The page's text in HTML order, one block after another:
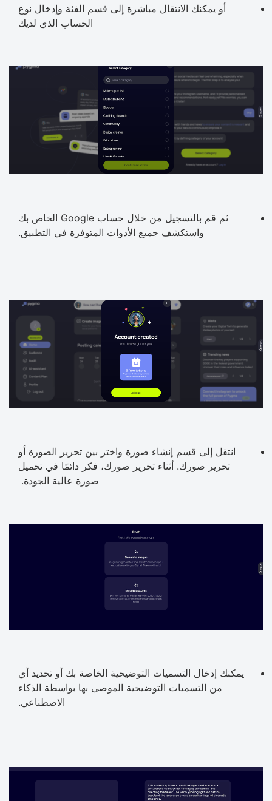
أو يمكنك الانتقال مباشرة إلى قسم الفئة وإدخال نوع
الحساب الذي لديك
ثم قم بالتسجيل من خلال حساب Google الخاص بك
واستكشف جميع الأدوات المتوفرة في التطبيق.
انتقل إلى قسم إنشاء صورة واختر بين تحرير الصورة أو
تحرير صورك. أثناء تحرير صورك، فكر دائمًا في تحميل
صورة عالية الجودة.
يمكنك إدخال التسميات التوضيحية الخاصة بك أو تحديد أي
من التسميات التوضيحية الموصى بها بواسطة الذكاء
الاصطناعي.